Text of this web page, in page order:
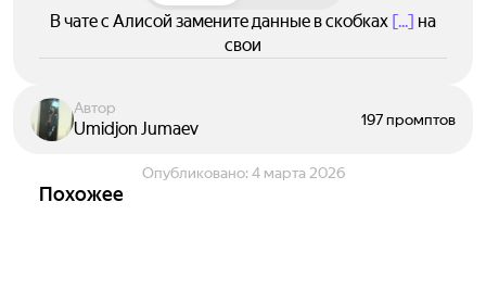
В чате с Алисой замените данные в скобках [...] на
свои
Автор
Umidjon Jumaev 197 промптов
Опубликовано: 4 марта 2026
Похожее